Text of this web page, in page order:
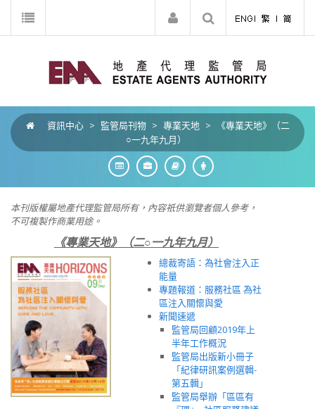
資訊中心 > 監管局刊物 > 專業天地 >
《專業天地》（二
○一九年九月）
本刊版權屬地產代理監管局所有，內容祇供瀏覽者個人參考，
不可複製作商業用途。
《專業天地》（二○一九年九月）
總裁寄語：為社會注入正
能量
專題報道：服務社區 為社
區注入關懷與愛
新聞速遞
監管局回顧2019年上
半年工作概況
監管局出版新小冊子
「紀律研訊案例選輯-
第五輯」
監管局舉辦「區區有